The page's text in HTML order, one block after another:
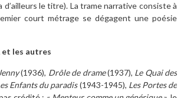
le titre). La trame narrative consiste à
court métrage se dégagent une poésie
et les autres
Jenny(1936), Drôle de drame(1937), Le Quai des
Enfants du paradis(1943-1945), Les Portes de